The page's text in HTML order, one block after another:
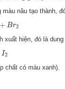
nâu tạo thành,
+ Br2
xuất hiện, đó là
I2
chất có màu xanh).